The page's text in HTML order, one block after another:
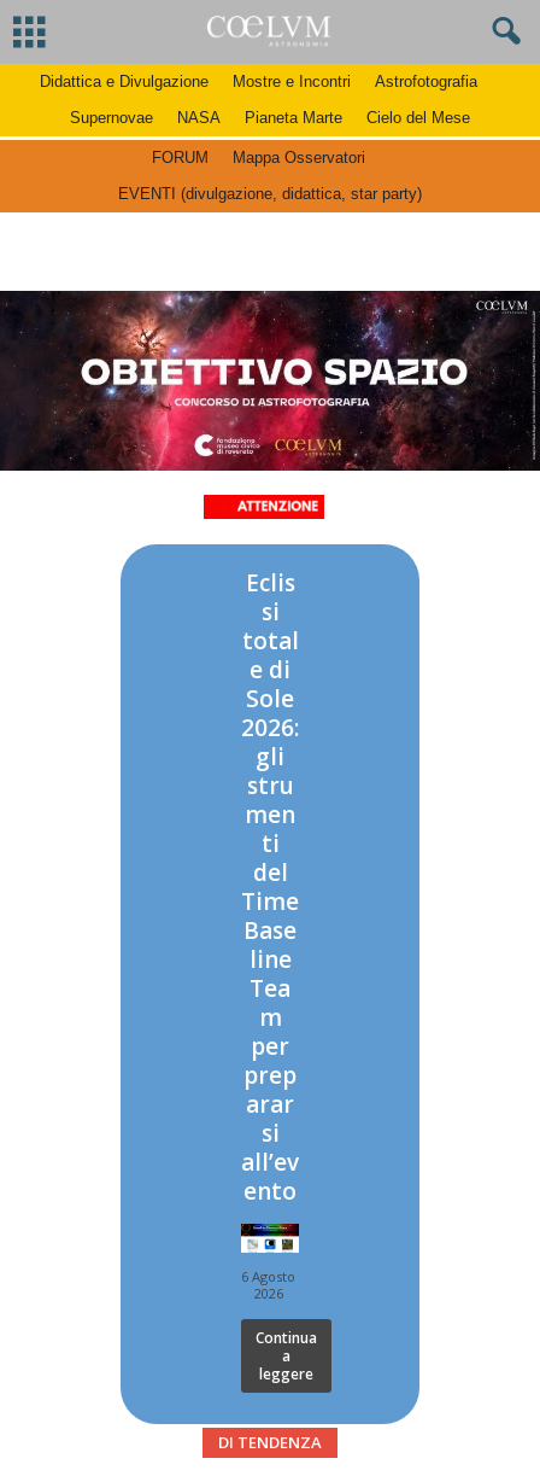
Didattica e Divulgazione Mostre e Incontri
Astrofotografia
Supernovae
NASA Pianeta Marte Cielo del Mese
FORUM
Mappa Osservatori
EVENTI (divulgazione, didattica, star party)
Eclis
si
total
e di
Sole
2026:
gli
stru
men
ti
del
Time
Base
line
Tea
m
per
prep
arar
si
all’ev
ento
6 Agosto
2026
Continua
a
leggere
DI TENDENZA